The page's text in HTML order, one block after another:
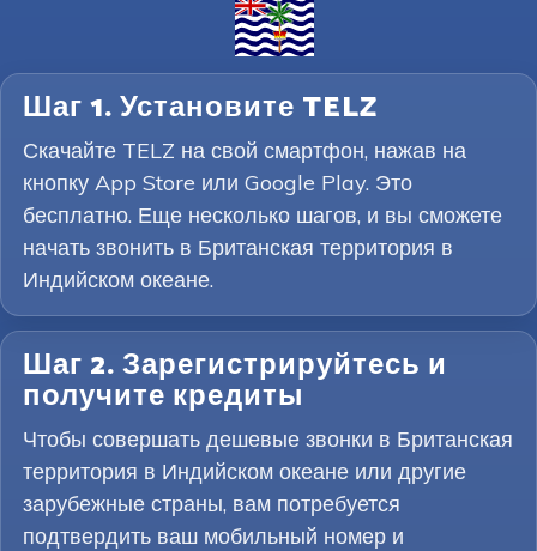
Шаг 1. Установите TELZ
Скачайте TELZ на свой смартфон, нажав на
кнопку App Store или Google Play. Это
бесплатно. Еще несколько шагов, и вы сможете
начать звонить в Британская территория в
Индийском океане.
Шаг 2. Зарегистрируйтесь и
получите кредиты
Чтобы совершать дешевые звонки в Британская
территория в Индийском океане или другие
зарубежные страны, вам потребуется
подтвердить ваш мобильный номер и